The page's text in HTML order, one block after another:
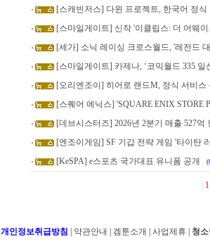
[스캐빈저스] 다윈 프로젝트, 한국어 정식
[스마일게이트] 신작 '이클립스: 더 어웨
[세가] 소닉 레이싱 크로스월드, '레전드
[스마일게이트] 카제나, ‘코믹월드 335 일
[오리엔조이] 히어로 랜드M, 정식 서비스
[스퀘어 에닉스] 'SQUARE ENIX STORE
[데브시스터즈] 2026년 2분기 매출 527억
[엔조이게임] SF 기갑 전략 게임 '타이탄
[KeSPA] e스포츠 국가대표 유니폼 공개
1
개인정보취급방침 약관안내 겜툰소개 사업제휴
청